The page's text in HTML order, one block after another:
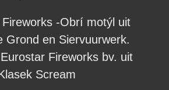
-Obrí motýl uit
Grond en Siervuurwerk.
Fireworks bv. uit
Scream